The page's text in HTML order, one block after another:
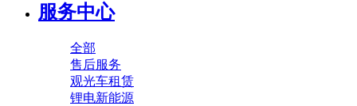
服务中心
全部
售后服务
观光车租赁
锂电新能源